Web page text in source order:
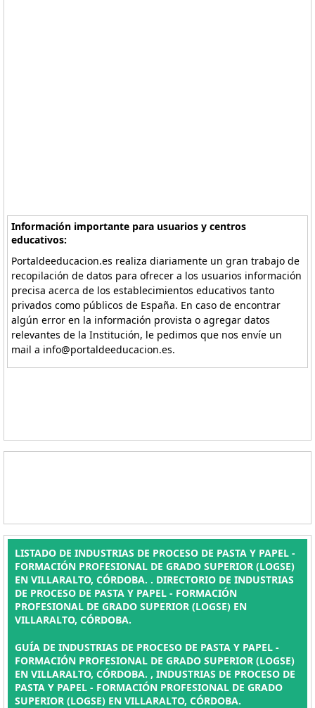
Información importante para usuarios y centros
educativos:
Portaldeeducacion.es realiza diariamente un gran trabajo de
recopilación de datos para ofrecer a los usuarios información
precisa acerca de los establecimientos educativos tanto
privados como públicos de España. En caso de encontrar
algún error en la información provista o agregar datos
relevantes de la Institución, le pedimos que nos envíe un
mail a info@portaldeeducacion.es.
LISTADO DE INDUSTRIAS DE PROCESO DE PASTA Y PAPEL -
FORMACIÓN PROFESIONAL DE GRADO SUPERIOR (LOGSE)
EN VILLARALTO, CÓRDOBA. . DIRECTORIO DE INDUSTRIAS
DE PROCESO DE PASTA Y PAPEL - FORMACIÓN
PROFESIONAL DE GRADO SUPERIOR (LOGSE) EN
VILLARALTO, CÓRDOBA.
GUÍA DE INDUSTRIAS DE PROCESO DE PASTA Y PAPEL -
FORMACIÓN PROFESIONAL DE GRADO SUPERIOR (LOGSE)
EN VILLARALTO, CÓRDOBA. , INDUSTRIAS DE PROCESO DE
PASTA Y PAPEL - FORMACIÓN PROFESIONAL DE GRADO
SUPERIOR (LOGSE) EN VILLARALTO, CÓRDOBA.